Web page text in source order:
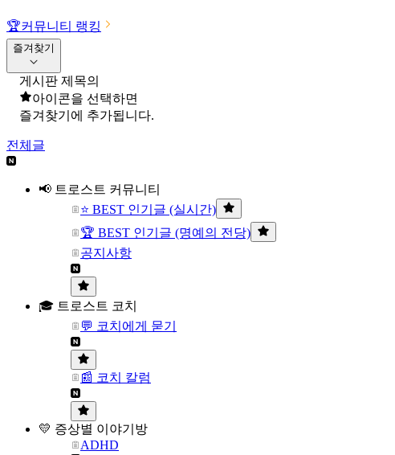
🏆커뮤니티 랭킹
즐겨찾기
게시판 제목의
아이콘을 선택하면
즐겨찾기에 추가됩니다.
전체글
📢 트로스트 커뮤니티
⭐ BEST 인기글 (실시간)
🏆 BEST 인기글 (명예의 전당)
공지사항
🎓 트로스트 코치
💬 코치에게 묻기
📰 코치 칼럼
💛 증상별 이야기방
ADHD